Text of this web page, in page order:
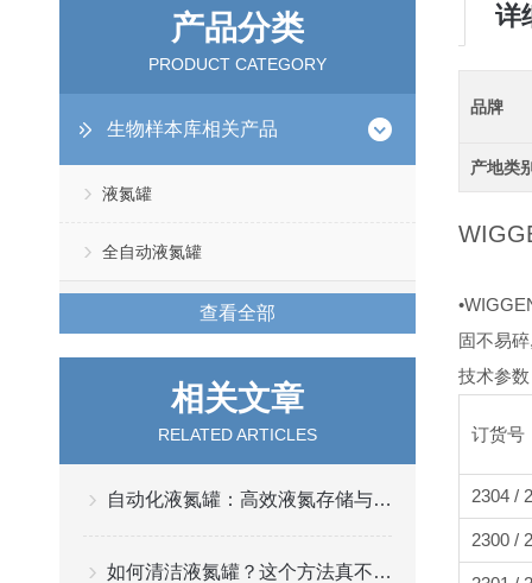
产品分类
PRODUCT CATEGORY
生物样本库相关产品
液氮罐
全自动液氮罐
查看全部
相关文章
RELATED ARTICLES
自动化液氮罐：高效液氮存储与管理的关键
如何清洁液氮罐？这个方法真不错！
详
品牌
产地类
固不易
技术参数
订货号
2304 /
2300 /